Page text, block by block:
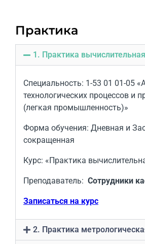
Практика
1. Практика
Специальность: 1-53 01 01-05
технологических процессов и
(легкая промышленность)»
Форма обучения: Дневная и
сокращенная
Курс: «Практика
Преподаватель: Сотрудники
Записаться на курс
2. Практика